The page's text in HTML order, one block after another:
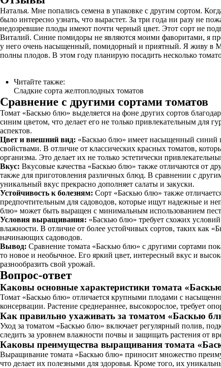
Наталья. Мне попались семена в упаковке с другим сортом.
было интересно узнать, что вырастет. За три года ни разу не
недозревшие плоды имеют почти черный цвет. Этот сорт не
Виталий. Синие помидоры не являются моими фаворитами, я
у него очень насыщенный, помидорный и приятный. Я живу в
полны плодов. В этом году планирую посадить несколько
Читайте также:
Сладкие сорта желтоплодных томатов
Сравнение с другими сортами томатов
Томат «Баскью блю» выделяется на фоне других сортов
синим цветом, что делает его не только привлекательным для
аспектов.
Цвет и внешний вид: «Баскью блю» имеет насыщенный синий
свойствами. В отличие от классических красных томатов,
организма. Это делает их не только эстетически
Вкус: Вкусовые качества «Баскью блю» также отличаются от
также для приготовления различных блюд. В сравнении с
уникальный вкус прекрасно дополняет салаты и закуски.
Устойчивость к болезням: Сорт «Баскью блю» также
предпочтительным для садоводов, которые ищут надежные и
блю» может быть выращен с минимальным использованием
Условия выращивания: «Баскью блю» требует схожих
влажности. В отличие от более устойчивых сортов, таких как
начинающих садоводов.
Вывод: Сравнение томата «Баскью блю» с другими сортами
то новое и необычное. Его яркий цвет, интересный вкус и
разнообразить свой урожай.
Вопрос-ответ
Каковы основные характеристики томата
Томат «Баскью блю» отличается крупными плодами с
консервации. Растение среднераннее, высокорослое, требует
Как правильно ухаживать за томатом «Баскью
Уход за томатом «Баскью блю» включает регулярный полив,
следить за уровнем влажности почвы и защищать растения от
Каковы преимущества выращивания томата
Выращивание томата «Баскью блю» приносит множество
что делает их полезными для здоровья. Кроме того, их